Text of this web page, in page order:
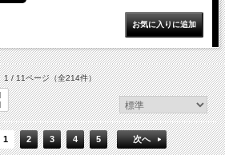
1 / 11ページ（全214件）
1 2 3 4 5 次へ